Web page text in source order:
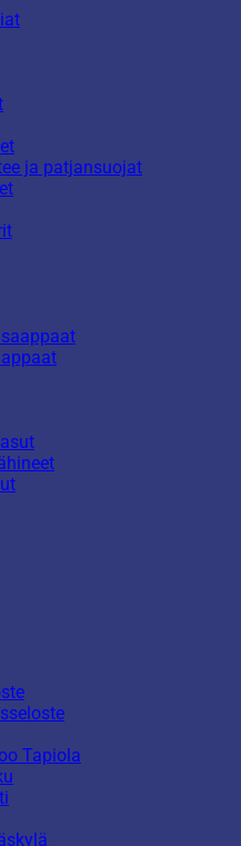
ja patjansuojat
Tapiola